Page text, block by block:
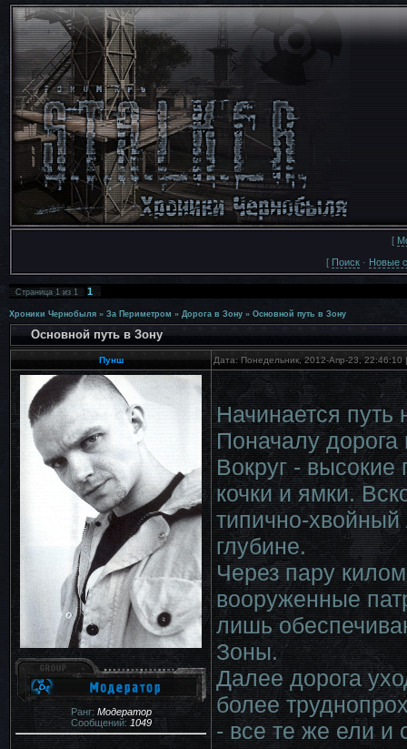
[
[ Поиск · Новые
Страница1из1 1
Хроники Чернобыля » За Периметром » Дорога в Зону » Основной путь в Зону
Основной путь в Зону
Пунш Дата: Понедельник, 2012-Апр-23,
Ранг: Модератор
Сообщений:1049
Начинается путь
Поначалу дорога
Вокруг - высокие
кочки и ямки.
типично-
глубине.
Через пару
вооруженные
лишь
Зоны.
Далее дорога
более
- все те же ели и